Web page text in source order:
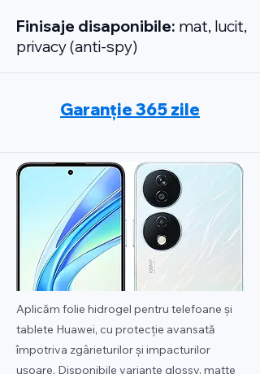
Finisaje disaponibile: mat, lucit,
privacy (anti-spy)
Garanție 365 zile
Aplicăm folie hidrogel pentru telefoane și
tablete Huawei, cu protecție avansată
împotriva zgârieturilor și impacturilor
ușoare. Disponibile variante glossy, matte